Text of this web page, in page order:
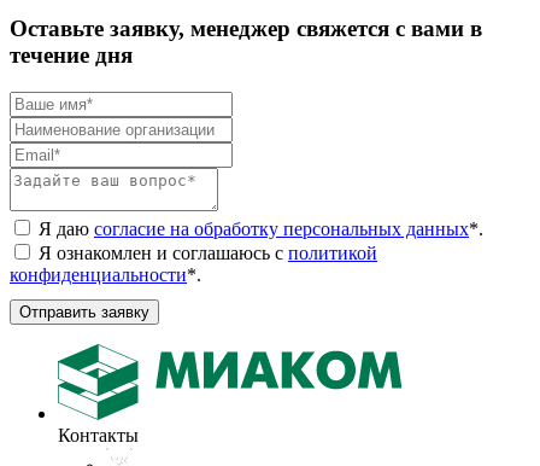
Оставьте заявку, менеджер свяжется с вами в
течение дня
Я даю согласие на обработку персональных данных*.
Я ознакомлен и соглашаюсь с политикой
конфиденциальности*.
Отправить заявку
Контакты